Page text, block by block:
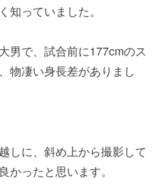
知っていました。
男で、試合前に177cmのス
物凄い身長差がありまし
しに、斜め上から撮影して
かったと思います。